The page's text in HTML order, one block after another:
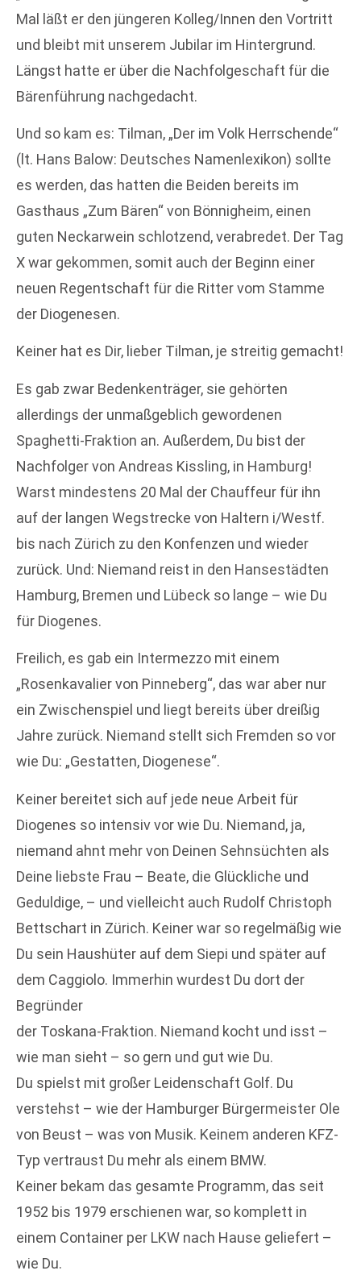
Mal läßt er den jüngeren Kolleg/Innen den Vortritt
und bleibt mit unserem Jubilar im Hintergrund.
Längst hatte er über die Nachfolgeschaft für die
Bärenführung nachgedacht.
Und so kam es: Tilman, „Der im Volk Herrschende“
(lt. Hans Balow: Deutsches Namenlexikon) sollte
es werden, das hatten die Beiden bereits im
Gasthaus „Zum Bären“ von Bönnigheim, einen
guten Neckarwein schlotzend, verabredet. Der Tag
X war gekommen, somit auch der Beginn einer
neuen Regentschaft für die Ritter vom Stamme
der Diogenesen.
Keiner hat es Dir, lieber Tilman, je streitig gemacht!
Es gab zwar Bedenkenträger, sie gehörten
allerdings der unmaßgeblich gewordenen
Spaghetti-Fraktion an. Außerdem, Du bist der
Nachfolger von Andreas Kissling, in Hamburg!
Warst mindestens 20 Mal der Chauffeur für ihn
auf der langen Wegstrecke von Haltern i/Westf.
bis nach Zürich zu den Konfenzen und wieder
zurück. Und: Niemand reist in den Hansestädten
Hamburg, Bremen und Lübeck so lange – wie Du
für Diogenes.
Freilich, es gab ein Intermezzo mit einem
„Rosenkavalier von Pinneberg“, das war aber nur
ein Zwischenspiel und liegt bereits über dreißig
Jahre zurück. Niemand stellt sich Fremden so vor
wie Du: „Gestatten, Diogenese“.
Keiner bereitet sich auf jede neue Arbeit für
Diogenes so intensiv vor wie Du. Niemand, ja,
niemand ahnt mehr von Deinen Sehnsüchten als
Deine liebste Frau – Beate, die Glückliche und
Geduldige, – und vielleicht auch Rudolf Christoph
Bettschart in Zürich. Keiner war so regelmäßig wie
Du sein Haushüter auf dem Siepi und später auf
dem Caggiolo. Immerhin wurdest Du dort der
Begründer
der Toskana-Fraktion. Niemand kocht und isst –
wie man sieht – so gern und gut wie Du.
Du spielst mit großer Leidenschaft Golf. Du
verstehst – wie der Hamburger Bürgermeister Ole
von Beust – was von Musik. Keinem anderen KFZ-
Typ vertraust Du mehr als einem BMW.
Keiner bekam das gesamte Programm, das seit
1952 bis 1979 erschienen war, so komplett in
einem Container per LKW nach Hause geliefert –
wie Du.